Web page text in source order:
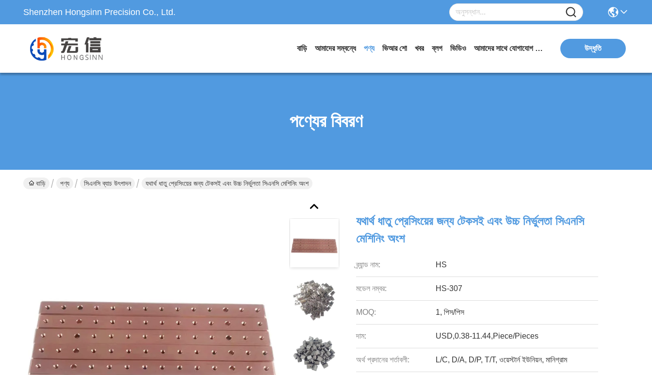
Shenzhen Hongsinn Precision Co., Ltd.
বাড়ি আমাদের সম্বন্ধে পণ্য ভিআর শো খবর ব্লগ ভিডিও আমাদের সাথে যোগাযোগ করুন উদ্ধৃতি
পণ্যের বিবরণ
বাড়ি পণ্য সিএনসি ব্যাচ উৎপাদন যথার্থ ধাতু প্রেসিংয়ের জন্য টেকসই এবং উচ্চ নির্ভুলতা সিএনসি মেশিনিং অংশ
যথার্থ ধাতু প্রেসিংয়ের জন্য টেকসই এবং উচ্চ নির্ভুলতা সিএনসি
মেশিনিং অংশ
ব্র্যান্ড নাম: HS
মডেল নম্বর: HS-307
MOQ: 1, পিস/পিস
দাম: USD,0.38-11.44,Piece/Pieces
অর্থ প্রদানের শর্তাবলী: L/C, D/A, D/P, T/T, ওয়েস্টার্ন ইউনিয়ন, মানিগ্রাম